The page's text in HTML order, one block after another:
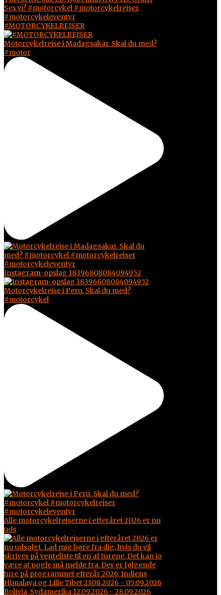
#MOTORCYKELREJSER
Motorcykelrejse i Madagsakar. Skal du med?
#motor
Instagram-opslag 18396808084094952
Motorcykelrejse i Peru. Skal du med?
#motorcykel
Alle motorcykelrejserne i efteråret 2026 er nu
uds